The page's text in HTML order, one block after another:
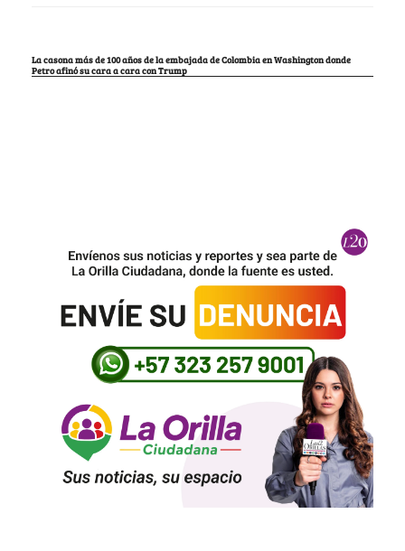
La casona más de 100 años de la embajada de Colombia en Washington donde
Petro afinó su cara a cara con Trump